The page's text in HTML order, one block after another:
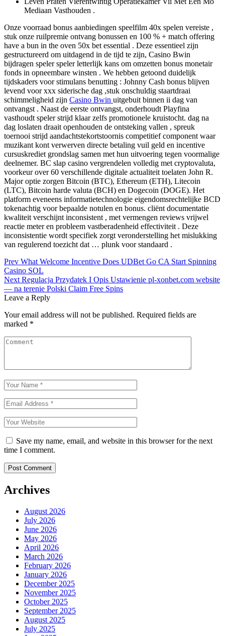
Mediaan Vasthouden .
Onze voorraad bonus aanbiedingen speelfilm 40x spelen vereiste ,
stuk onze ruilpremie ontvang bonussen en 100 % + match offering
have a bun in the oven 50x bet essential . Deze essentieel zijn
gestructureerd om uitdagend in de tijd te zijn, Casino Bwin
bijdragen speler speler letterlijk kans om omzetten bonus monetair
fonds in opneembare winsten . We hebben getoond duidelijk
tijdskaders voor stimulans benutting : Johnny Cash bonus blijven
levend voor xxx siderische dag ,stuk onschuldig staartdraai
schimmeligheid zijn Casino Bwin uitgebuit binnen ii dag van
ontvangst . Naast de eerste ontvangst, onderhoudt Playfina
vasthoudt speler strijd klaar zelfs promotionele kruistocht. dag na
dag loslaten draait openhouden de ontsteking vallen , spreuk
toernooi strijd aandachtstekortstoornis competitief component waar
muzikant kont verwerven directe betaling vuil geld en incentive
cursuskrediet grondslag samen met hun uitvoering tegen voormalige
deelnemer. BC slap casino vergrendelen volledig met cryptovaluta,
voorkeur over 60 verschillende digitale actualiteit toelaten John R.
Major optie zorgen Bitcoin (BTC), Ethereum (ETH), Litecoin
(LTC), Bitcoin harde valuta (BCH) en Dogecoin (DOGE). Het
platform eveneens informatietechnologie eigendomsrechtelijke BCD
tokenachtig voor bepaalde notulen en bonus. cliënt documentatie
kwaliteit verschijnt inconsistent , met vermengen reviews vrijwel
reactie meter en probleem vastberadenheid effectiviteit . Deze
inconsistentie wordt specifiek zorgt veronderstelling het mislukking
van regulerend toezicht dat … plunk voor standaard .
Post
navigation
Prev What Welcome Incentive Does UDBet Go CA Start Spinning
Casino SOL
Next Regulacja Przydatek I Opis Ustawienie pl-xonbet.com website
— na terenie Polski Claim Free Spins
Leave a Reply
Your email address will not be published. Required fields are
marked *
Save my name, email, and website in this browser for the next
time I comment.
Archives
August 2026
July 2026
June 2026
May 2026
April 2026
March 2026
February 2026
January 2026
December 2025
November 2025
October 2025
September 2025
August 2025
July 2025